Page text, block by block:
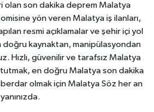
olan son dakika deprem Malatya
yön veren Malatya iş ilanları,
resmi açıklamalar ve şehir içi yol
kaynaktan, manipülasyondan
Hızlı, güvenilir ve tarafsız Malatya
tutmak, en doğru Malatya son dakika
olmak için Malatya Söz her an
yanınızda.